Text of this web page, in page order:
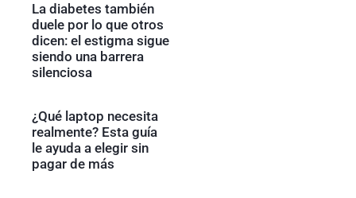
La diabetes también
duele por lo que otros
dicen: el estigma sigue
siendo una barrera
silenciosa
¿Qué laptop necesita
realmente? Esta guía
le ayuda a elegir sin
pagar de más